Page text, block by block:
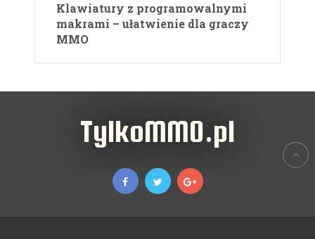
Klawiatury z programowalnymi
makrami – ułatwienie dla graczy
MMO
TylkoMMO.pl